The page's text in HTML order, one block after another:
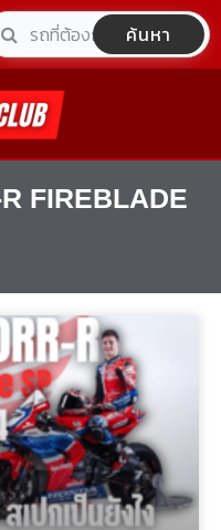
ค้นหา
FIREBLADE